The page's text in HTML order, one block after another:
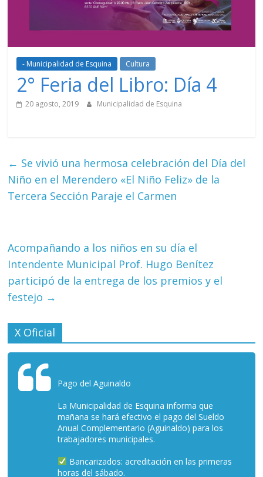
- Municipalidad de Esquina Cultura
2° Feria del Libro: Día 4
20 agosto, 2019 Municipalidad de Esquina
← Se vivió una hermosa celebración del Día del
Niño en el Merendero «El Niño Feliz» de la
Tercera Sección Paraje el Carmen
Acompañando a los niños en su día el
Intendente Municipal Prof. Hugo Benítez
participó de la entrega de los premios y el
festejo →
X Oficial
Pago del Aguinaldo
La Municipalidad de Esquina informa que
mañana se hará efectivo el pago del Sueldo
Anual Complementario (Aguinaldo) para los
trabajadores municipales.
Bancarizados: acreditación en las primeras
horas del sábado.